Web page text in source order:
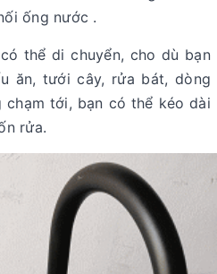
ống nước .
thể di chuyển, cho dù bạn
ăn, tưới cây, rửa bát, dòng
tới, bạn có thể kéo dài
rửa.